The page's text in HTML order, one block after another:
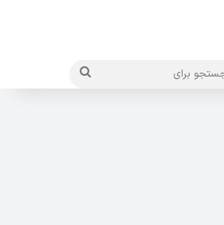
جستجو